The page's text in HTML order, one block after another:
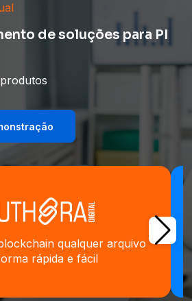
de soluções para PI
qualquer arquivo
rápida e fácil